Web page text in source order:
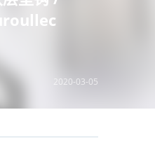
2020-03-05